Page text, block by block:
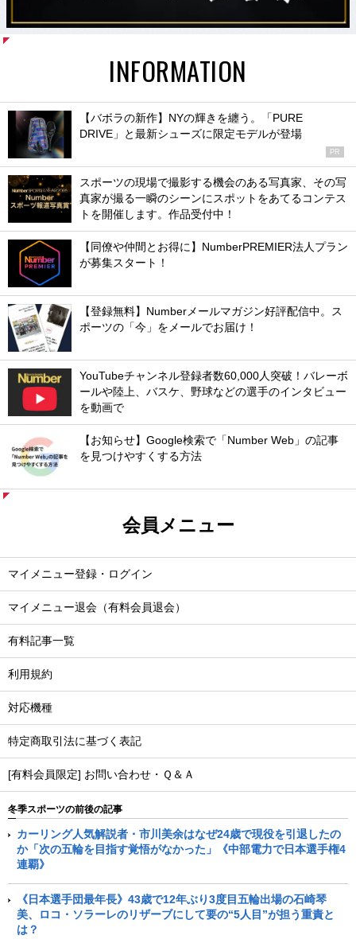
INFORMATION
【バボラの新作】NYの輝きを纏う。「PURE
DRIVE」と最新シューズに限定モデルが登場
PR
スポーツの現場で撮影する機会のある写真家、その写
真家が撮る一瞬のシーンにスポットをあてるコンテス
トを開催します。作品受付中！
【同僚や仲間とお得に】NumberPREMIER法人プラン
が募集スタート！
【登録無料】Numberメールマガジン好評配信中。ス
ポーツの「今」をメールでお届け！
YouTubeチャンネル登録者数60,000人突破！バレーボ
ールや陸上、バスケ、野球などの選手のインタビュー
を動画で
【お知らせ】Google検索で「Number Web」の記事
を見つけやすくする方法
会員メニュー
マイメニュー登録・ログイン
マイメニュー退会（有料会員退会）
有料記事一覧
利用規約
対応機種
特定商取引法に基づく表記
[有料会員限定] お問い合わせ・Ｑ＆Ａ
冬季スポーツの前後の記事
カーリング人気解説者・市川美余はなぜ24歳で現役を引退したの
か「次の五輪を目指す覚悟がなかった」《中部電力で日本選手権4
連覇》
《日本選手団最年長》43歳で12年ぶり3度目五輪出場の石崎琴
美、ロコ・ソラーレのリザーブにして要の“5人目”が担う重責と
は？